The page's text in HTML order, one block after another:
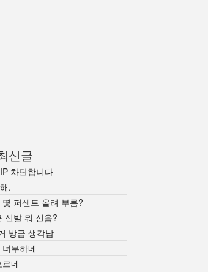
신글
차단합니다
.
퍼센트 올려 부름?
신발 뭐 신음?
방금 생각남
무하네
네